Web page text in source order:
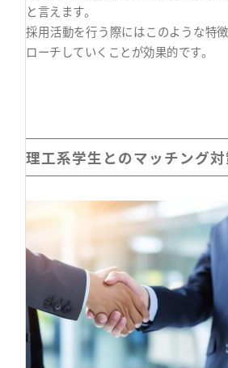
と言えます。
採用活動を行う際にはこのような特
ローチしていくことが効果的です。
理工系学生とのマッチング